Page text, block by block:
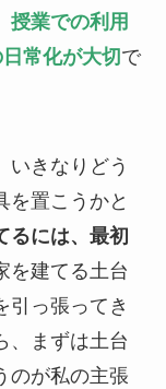
授業での利用
常化が大切 で
いきなりどう
を置こうかと
るには、最初
を建てる土台
引っ張ってき
、まずは土台
のが私の主張